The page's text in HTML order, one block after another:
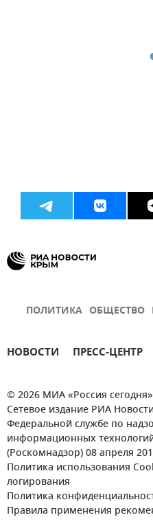
ПОЛИТИКА ОБЩЕСТВО
НОВОСТИ ПРЕСС-ЦЕНТР
© 2026 МИА «Россия сегодня»
Сетевое издание РИА
Федеральной службе по
информационных
(Роскомнадзор) 08 апреля
Политика использования
логирования
Политика
Правила применения